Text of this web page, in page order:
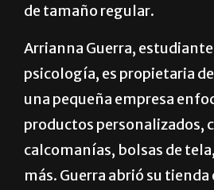
de tamaño regular.
Arrianna Guerra,
psicología, es propietaria de
una pequeña empresa
productos personalizados,
calcomanías, bolsas de
más. Guerra abrió su